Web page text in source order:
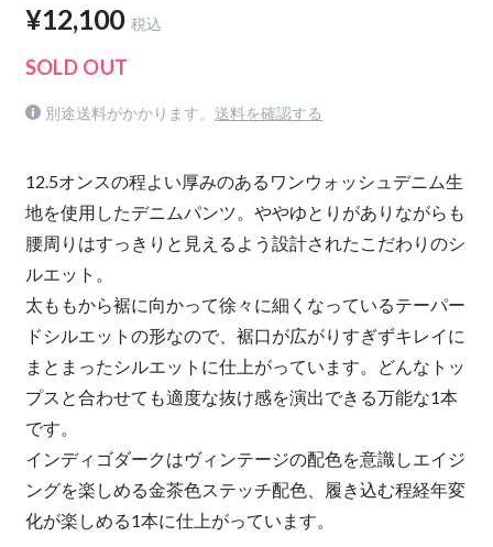
¥12,100 税込
SOLD OUT
別途送料がかかります。 送料を確認する
12.5オンスの程よい厚みのあるワンウォッシュデニム生
地を使用したデニムパンツ。ややゆとりがありながらも
腰周りはすっきりと見えるよう設計されたこだわりのシ
ルエット。
太ももから裾に向かって徐々に細くなっているテーパー
ドシルエットの形なので、裾口が広がりすぎずキレイに
まとまったシルエットに仕上がっています。どんなトッ
プスと合わせても適度な抜け感を演出できる万能な1本
です。
インディゴダークはヴィンテージの配色を意識しエイジ
ングを楽しめる金茶色ステッチ配色、履き込む程経年変
化が楽しめる1本に仕上がっています。